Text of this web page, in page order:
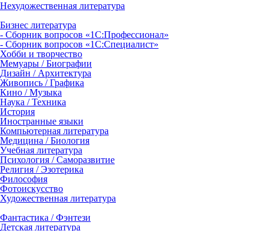
Нехудожественная литература
Бизнес литература
- Сборник вопросов «1С:Профессионал»
- Сборник вопросов «1С:Специалист»
Хобби и творчество
Мемуары / Биографии
Дизайн / Архитектура
Живопись / Графика
Кино / Музыка
Наука / Техника
История
Иностранные языки
Компьютерная литература
Медицина / Биология
Учебная литература
Психология / Саморазвитие
Религия / Эзотерика
Философия
Фотоискусство
Художественная литература
Фантастика / Фэнтези
Детская литература